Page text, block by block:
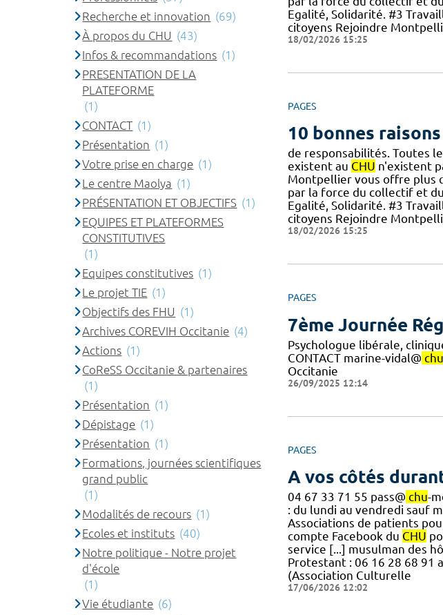
Egalité, Solidarité. #3
citoyens Rejoindre
18/02/2026 15:25
PAGES
10 bonnes
de responsabilités. Toutes
existent au CHU n'existent
Montpellier vous offre plus
par la force du collectif et
Egalité, Solidarité. #3
citoyens Rejoindre
18/02/2026 15:25
PAGES
7ème Journée
Psychologue libérale,
CONTACT marine-vidal@ chu
Occitanie
26/09/2025 12:14
PAGES
A vos côtés
04 67 33 71 55 pass@ chu-
: du lundi au vendredi sauf
Associations de patients
compte Facebook du CHU
service [...] musulman des
Protestant : 06 16 28 68 91
(Association Culturelle
17/06/2026 12:02
Recherche et innovation (69)
À propos du CHU (43)
Infos & recommandations (1)
PRESENTATION DE LA
PLATEFORME
(1)
CONTACT (1)
Présentation (1)
Votre prise en charge (1)
Le centre Maolya (1)
PRÉSENTATION ET OBJECTIFS (1)
EQUIPES ET PLATEFORMES
CONSTITUTIVES
(1)
Equipes constitutives (1)
Le projet TIE (1)
Objectifs des FHU (1)
Archives COREVIH Occitanie (4)
Actions (1)
CoReSS Occitanie & partenaires
(1)
Présentation (1)
Dépistage (1)
Présentation (1)
Formations, journées scientifiques
grand public
(1)
Modalités de recours (1)
Ecoles et instituts (40)
Notre politique - Notre projet
d'école
(1)
Vie étudiante (6)